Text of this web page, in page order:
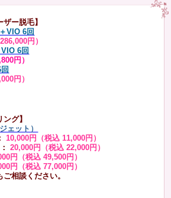
ザー脱毛】
VIO 6回
円）
6回
円）
円）
グ】
ェット）
10,000円（税込 11,000円）
20,000円（税込 22,000円）
円（税込 49,500円）
円（税込 77,000円）
相談ください。